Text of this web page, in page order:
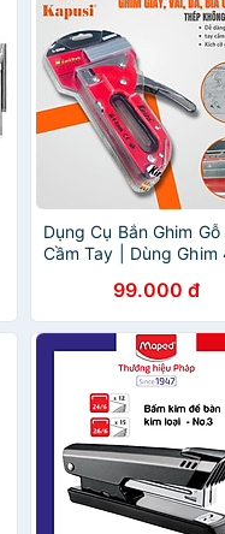
Dụng Cụ Bắn Ghim Gỗ
Cầm Tay | Dùng Ghim
99.000 đ